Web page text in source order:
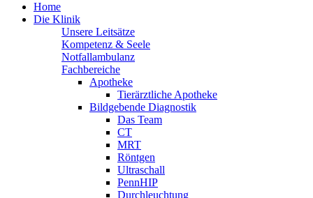
Home
Die Klinik
Unsere Leitsätze
Kompetenz & Seele
Notfallambulanz
Fachbereiche
Apotheke
Tierärztliche Apotheke
Bildgebende Diagnostik
Das Team
CT
MRT
Röntgen
Ultraschall
PennHIP
Durchleuchtung